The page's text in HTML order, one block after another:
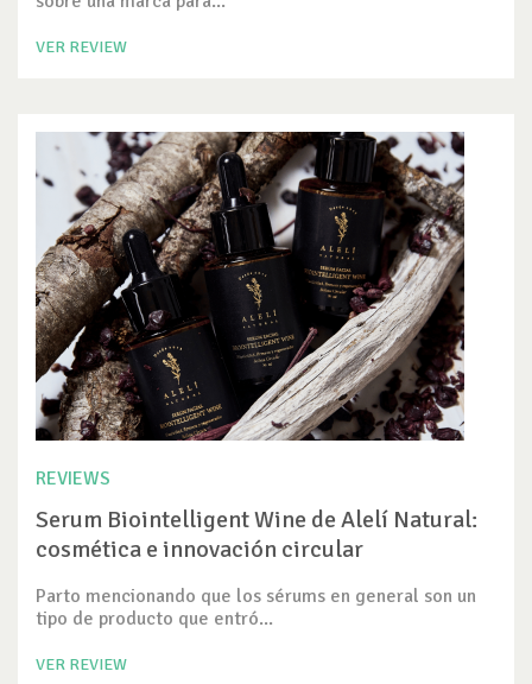
VER REVIEW
REVIEWS
Serum Biointelligent Wine de Alelí Natural:
cosmética e innovación circular
Parto mencionando que los sérums en general son un
tipo de producto que entró...
VER REVIEW